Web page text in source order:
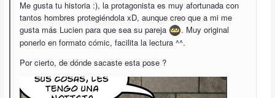
Me gusta tu historia :), la protagonista es muy afortunada con
tantos hombres protegiéndola xD, aunque creo que a mi me
gusta más Lucien para que sea su pareja
. Muy original
ponerlo en formato cómic, facilita la lectura ^^.
Por cierto, de dónde sacaste esta pose ?